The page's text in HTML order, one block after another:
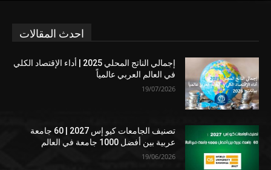
احدث المقالات
إجمالي الناتج المحلي 2025 | أداء الإقتصاد الكلي
في العالم العربي عالمياً
19/07/2026
تصنيف الجامعات كيو إس 2027 | 60 جامعة
عربية بين أفضل 1000 جامعة في العالم
19/06/2026